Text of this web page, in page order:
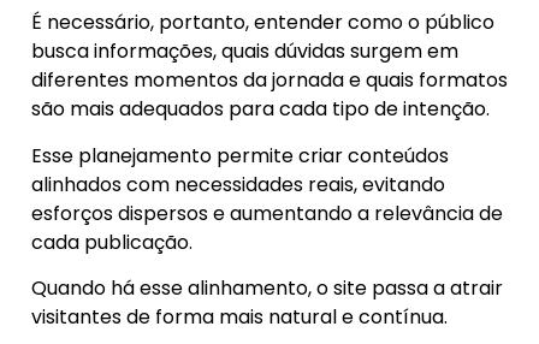
É necessário, portanto, entender como o público
busca informações, quais dúvidas surgem em
diferentes momentos da jornada e quais formatos
são mais adequados para cada tipo de intenção.
Esse planejamento permite criar conteúdos
alinhados com necessidades reais, evitando
esforços dispersos e aumentando a relevância de
cada publicação.
Quando há esse alinhamento, o site passa a atrair
visitantes de forma mais natural e contínua.